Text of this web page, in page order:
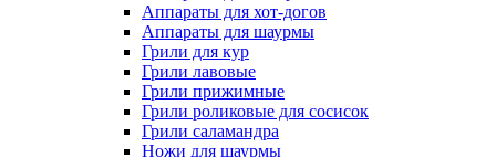
Аппараты для хот-догов
Аппараты для шаурмы
Грили для кур
Грили лавовые
Грили прижимные
Грили роликовые для сосисок
Грили саламандра
Ножи для шаурмы